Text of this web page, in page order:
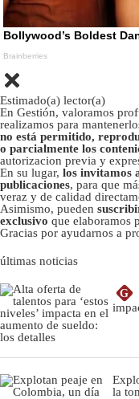
Estimado(a) lector(a)
En Gestión, valoramos
realizamos para
no está permitido,
o parcialmente los
autorizacion previa y
En su lugar, los invitamos
publicaciones, para que
veraz y de calidad
Asimismo, pueden
exclusivo que elaboramos
Gracias por ayudarnos a
últimas noticias
G
la